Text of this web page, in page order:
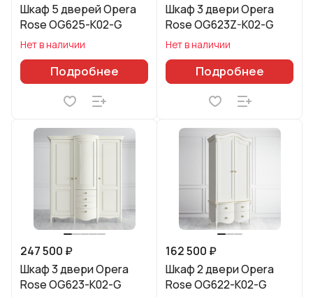
Шкаф 5 дверей Opera
Rose OG625-K02-G
Нет в наличии
Подробнее
Шкаф 3 двери Opera
Rose OG623Z-K02-G
Нет в наличии
Подробнее
247 500 ₽
Шкаф 3 двери Opera
Rose OG623-K02-G
162 500 ₽
Шкаф 2 двери Opera
Rose OG622-K02-G